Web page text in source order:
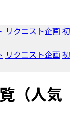
リクエスト企画 初
リクエスト企画 初
（人気